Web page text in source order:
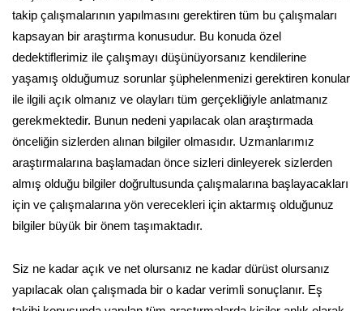
takip çalışmalarının yapılmasını gerektiren tüm bu çalışmaları
kapsayan bir araştırma konusudur. Bu konuda özel
dedektiflerimiz ile çalışmayı düşünüyorsanız kendilerine
yaşamış olduğumuz sorunlar şüphelenmenizi gerektiren konular
ile ilgili açık olmanız ve olayları tüm gerçekliğiyle anlatmanız
gerekmektedir. Bunun nedeni yapılacak olan araştırmada
önceliğin sizlerden alınan bilgiler olmasıdır. Uzmanlarımız
araştırmalarına başlamadan önce sizleri dinleyerek sizlerden
almış olduğu bilgiler doğrultusunda çalışmalarına başlayacakları
için ve çalışmalarına yön verecekleri için aktarmış olduğunuz
bilgiler büyük bir önem taşımaktadır.
Siz ne kadar açık ve net olursanız ne kadar dürüst olursanız
yapılacak olan çalışmada bir o kadar verimli sonuçlanır. Eş